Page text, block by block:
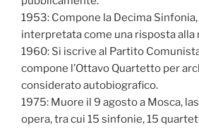
1953: Compone la Decima
interpretata come una risposta alla
1960: Si iscrive al Partito
compone l’Ottavo Quartetto per
considerato autobiografico.
1975: Muore il 9 agosto a Mosca,
opera, tra cui 15 sinfonie, 15